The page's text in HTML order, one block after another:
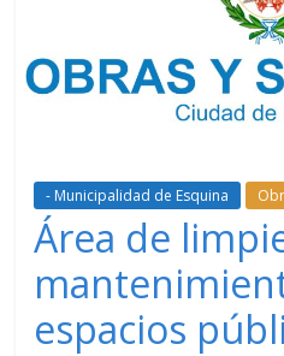
- Municipalidad de Esquina
Área de
espacios